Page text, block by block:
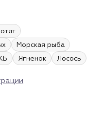
Морская рыба
Ягненок Лосось